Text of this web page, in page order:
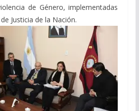
de Género, implementadas
Justicia de la Nación.